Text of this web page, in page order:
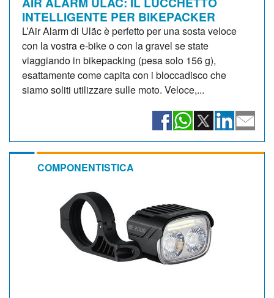
INTELLIGENTE PER BIKEPACKER
L’Air Alarm di Uläc è perfetto per una sosta veloce
con la vostra e-bike o con la gravel se state
viaggiando in bikepacking (pesa solo 156 g),
esattamente come capita con i bloccadisco che
siamo soliti utilizzare sulle moto. Veloce,...
COMPONENTISTICA